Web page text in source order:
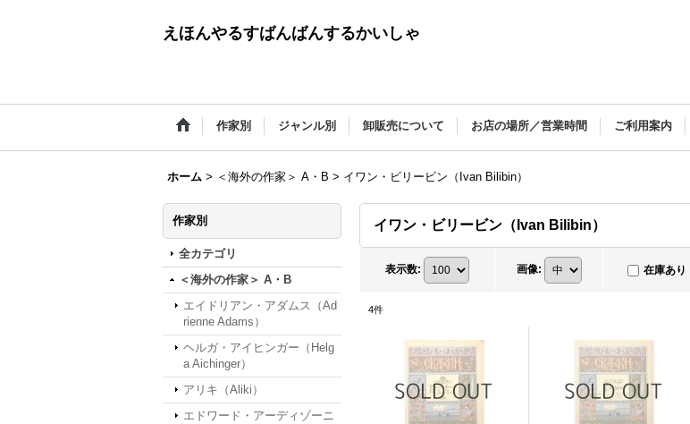
えほんやるすばんばんするかいしゃ
作家別 ジャンル別 卸販売について お店の場所／営業時間 ご利用案内
ホーム > ＜海外の作家＞ A・B > イワン・ビリービン（Ivan Bilibin）
作家別
全カテゴリ
＜海外の作家＞ A・B
エイドリアン・アダムス（Ad
rienne Adams）
ヘルガ・アイヒンガー（Helg
a Aichinger）
アリキ（Aliki）
エドワード・アーディゾーニ
イワン・ビリービン（Ivan Bilibin）
表示数: 画像: 在庫あり
4件